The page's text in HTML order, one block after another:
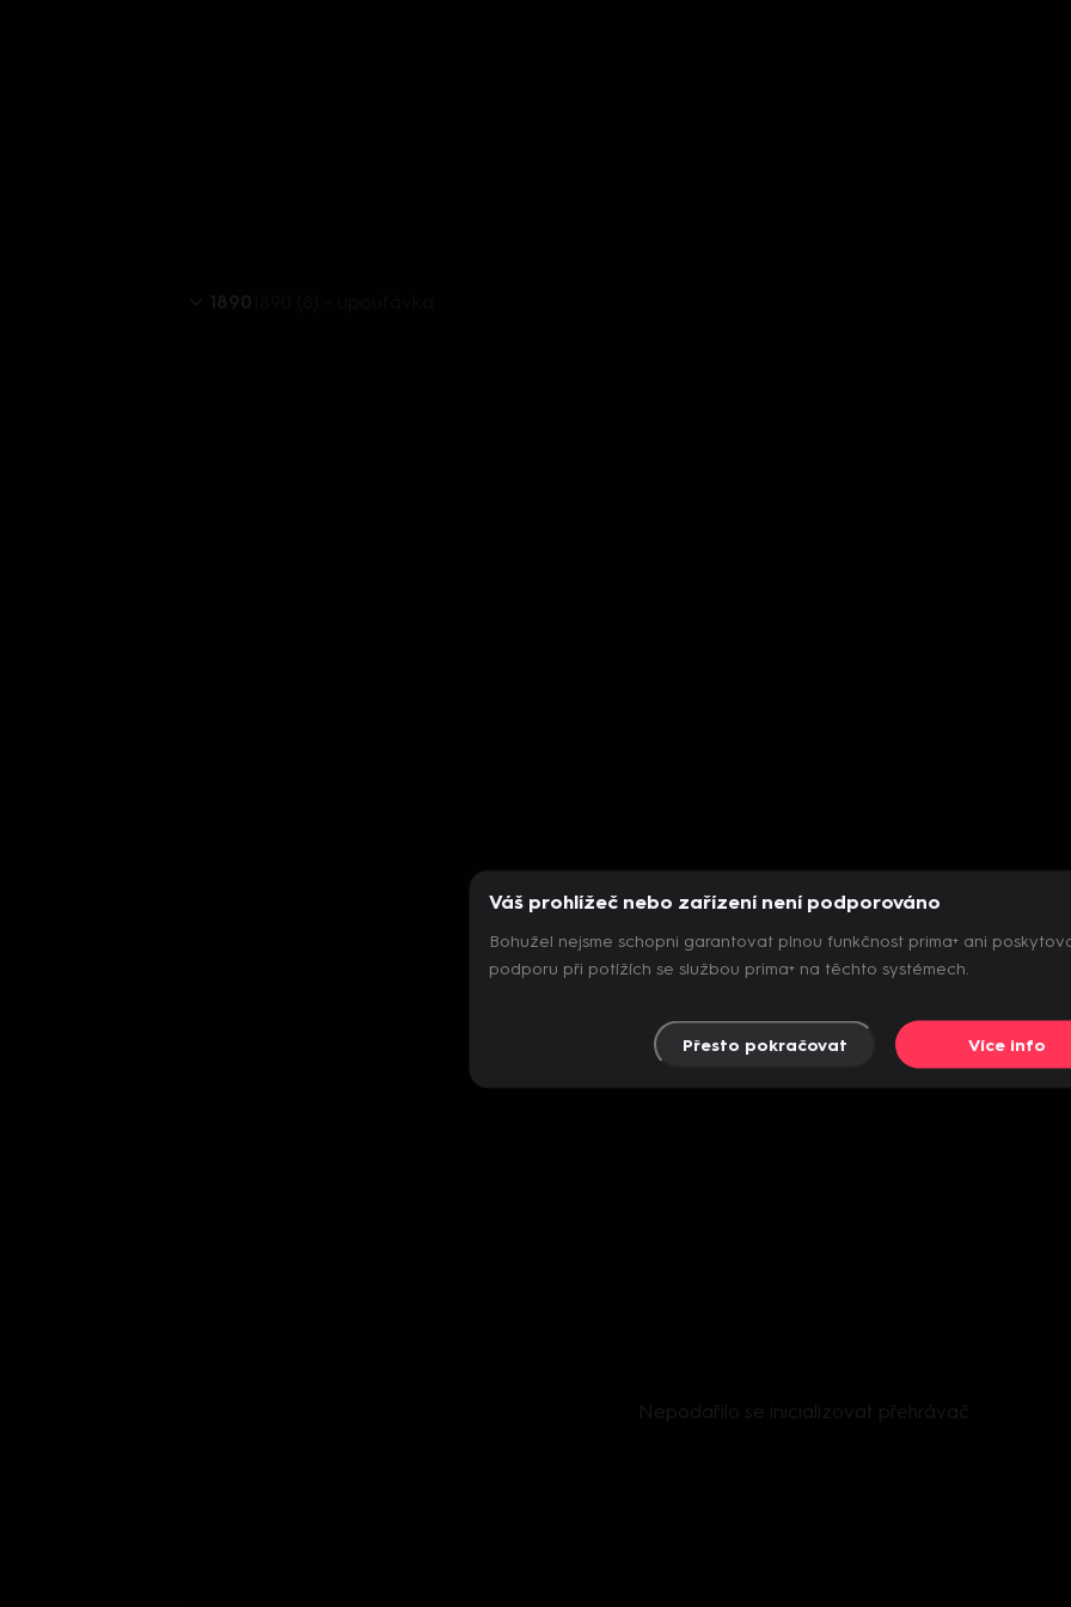
Nepodařilo se inicializovat přehrávač
Váš prohlížeč nebo zařízení není podporováno
Bohužel nejsme schopni garantovat plnou funkčnost prima+ ani
podporu při potížích se službou prima+ na těchto systémech.
Přesto pokračovat Více info